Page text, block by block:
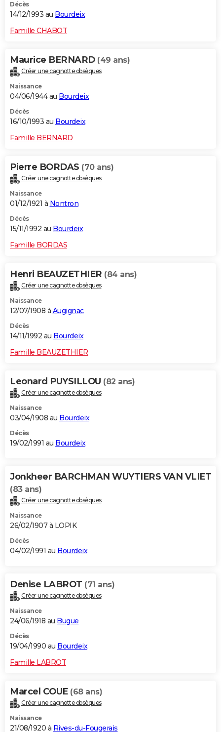
Décès
14/12/1993 au Bourdeix
Famille CHABOT
Maurice BERNARD (49 ans)
Créer une cagnotte obsèques
Naissance
04/06/1944 au Bourdeix
Décès
16/10/1993 au Bourdeix
Famille BERNARD
Pierre BORDAS (70 ans)
Créer une cagnotte obsèques
Naissance
01/12/1921 à Nontron
Décès
15/11/1992 au Bourdeix
Famille BORDAS
Henri BEAUZETHIER (84 ans)
Créer une cagnotte obsèques
Naissance
12/07/1908 à Augignac
Décès
14/11/1992 au Bourdeix
Famille BEAUZETHIER
Leonard PUYSILLOU (82 ans)
Créer une cagnotte obsèques
Naissance
03/04/1908 au Bourdeix
Décès
19/02/1991 au Bourdeix
Jonkheer BARCHMAN WUYTIERS VAN VLIET
(83 ans)
Créer une cagnotte obsèques
Naissance
26/02/1907 à LOPIK
Décès
04/02/1991 au Bourdeix
Denise LABROT (71 ans)
Créer une cagnotte obsèques
Naissance
24/06/1918 au Bugue
Décès
19/04/1990 au Bourdeix
Famille LABROT
Marcel COUE (68 ans)
Créer une cagnotte obsèques
Naissance
21/08/1920 à Rives-du-Fougerais